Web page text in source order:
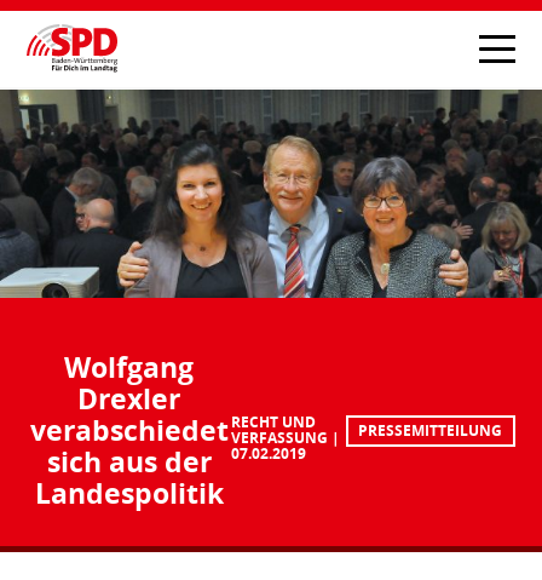
Wolfgang
Drexler
verabschiedet
sich aus der
Landespolitik
RECHT UND
VERFASSUNG
07.02.2019
PRESSEMITTEILUNG